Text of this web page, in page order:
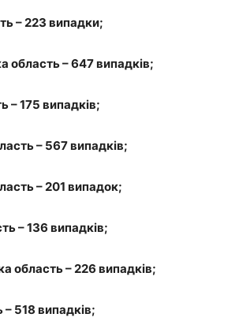
– 223 випадки;
область – 647 випадків;
– 175 випадків;
– 567 випадків;
– 201 випадок;
– 136 випадків;
область – 226 випадків;
– 518 випадків;